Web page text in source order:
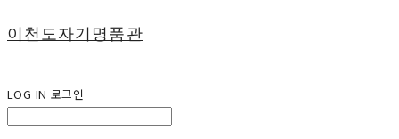
이천도자기명품관
LOG IN 로그인